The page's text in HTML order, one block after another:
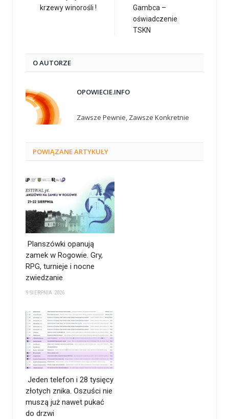
krzewy winorośli !
Gambca –
oświadczenie
TSKN
O AUTORZE
OPOWIECIE.INFO
Zawsze Pewnie, Zawsze Konkretnie
POWIĄZANEARTYKUŁY
Planszówki opanują
zamek w Rogowie. Gry,
RPG, turnieje i nocne
zwiedzanie
9 SIERPNIA 2026
Jeden telefon i 28 tysięcy
złotych znika. Oszuści nie
muszą już nawet pukać
do drzwi